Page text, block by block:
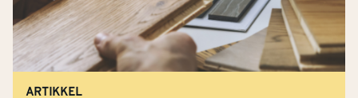
ARTIKKEL